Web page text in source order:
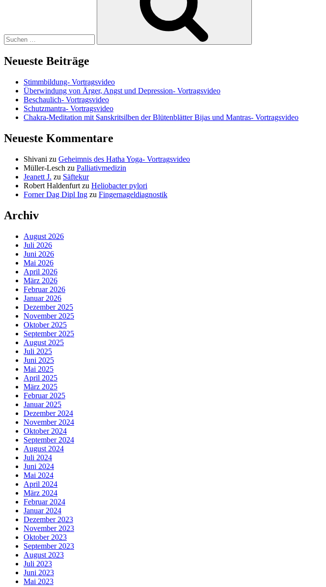
Neueste Beiträge
Stimmbildung- Vortragsvideo
Überwindung von Ärger, Angst und Depression- Vortragsvideo
Beschaulich- Vortragsvideo
Schutzmantra- Vortragsvideo
Chakra-Meditation mit Sanskritsilben der Blütenblätter Bijas und Mantras- Vortragsvideo
Neueste Kommentare
Shivani zu Geheimnis des Hatha Yoga- Vortragsvideo
Müller-Lesch zu Palliativmedizin
Jeanett J. zu Säftekur
Robert Haldenfurt zu Heliobacter pylori
Forner Dag Dipl Ing zu Fingernageldiagnostik
Archiv
August 2026
Juli 2026
Juni 2026
Mai 2026
April 2026
März 2026
Februar 2026
Januar 2026
Dezember 2025
November 2025
Oktober 2025
September 2025
August 2025
Juli 2025
Juni 2025
Mai 2025
April 2025
März 2025
Februar 2025
Januar 2025
Dezember 2024
November 2024
Oktober 2024
September 2024
August 2024
Juli 2024
Juni 2024
Mai 2024
April 2024
März 2024
Februar 2024
Januar 2024
Dezember 2023
November 2023
Oktober 2023
September 2023
August 2023
Juli 2023
Juni 2023
Mai 2023